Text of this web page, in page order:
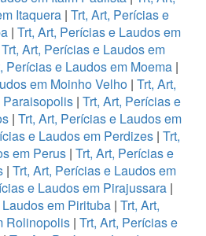
Itaquera| Trt, Art, Perícias e
| Trt, Art, Perícias e Laudos em
Trt, Art, Perícias e Laudos em
Perícias e Laudos em Moema|
em Moinho Velho | Trt, Art,
| Trt, Art, Perícias e
| Trt, Art, Perícias e Laudos em
e Laudos em Perdizes | Trt,
em Perus| Trt, Art, Perícias e
| Trt, Art, Perícias e Laudos em
e Laudos em Pirajussara |
em Pirituba| Trt, Art,
Rolinopolis | Trt, Art, Perícias e